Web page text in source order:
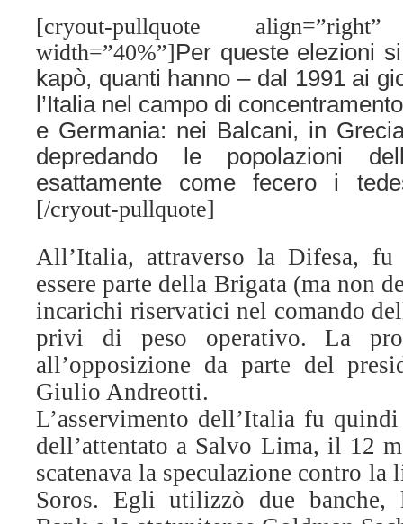
[cryout-pullquote align=”right”
width=”40%”]Per queste elezioni
kapò, quanti hanno – dal 1991 ai
l’Italia nel campo di
e Germania: nei Balcani, in
depredando le popolazioni
esattamente come fecero i
[/cryout-pullquote]
All’Italia, attraverso la Difesa,
essere parte della Brigata (ma non
incarichi riservatici nel comando
privi di peso operativo. La
all’opposizione da parte del
Giulio Andreotti.
L’asservimento dell’Italia fu
dell’attentato a Salvo Lima, il 12
scatenava la speculazione contro la
Soros. Egli utilizzò due banche,